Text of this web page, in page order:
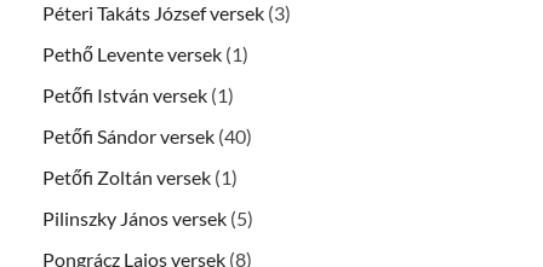
Péteri Takáts József versek (3)
Pethő Levente versek (1)
Petőfi István versek (1)
Petőfi Sándor versek (40)
Petőfi Zoltán versek (1)
Pilinszky János versek (5)
Pongrácz Lajos versek (8)